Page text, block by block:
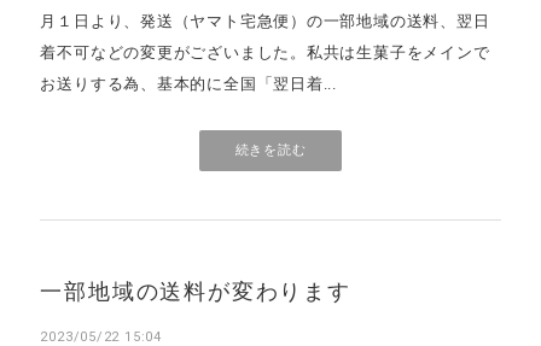
月１日より、発送（ヤマト宅急便）の一部地域の送料、翌日
着不可などの変更がございました。私共は生菓子をメインで
お送りする為、基本的に全国「翌日着...
続きを読む
一部地域の送料が変わります
2023/05/22 15:04